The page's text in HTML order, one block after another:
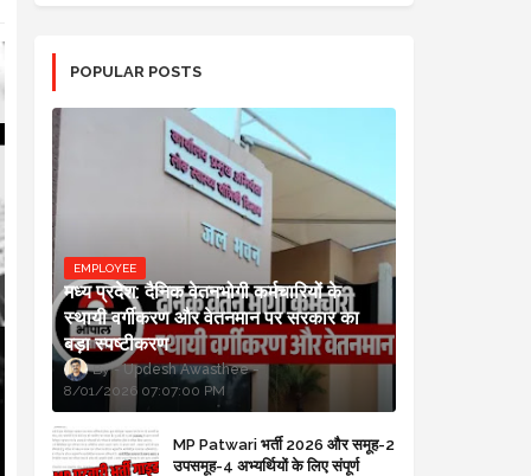
POPULAR POSTS
EMPLOYEE
मध्य प्रदेश: दैनिक वेतनभोगी कर्मचारियों के
स्थायी वर्गीकरण और वेतनमान पर सरकार का
बड़ा स्पष्टीकरण
Updesh Awasthee
8/01/2026 07:07:00 PM
MP Patwari भर्ती 2026 और समूह-2
उपसमूह-4 अभ्यर्थियों के लिए संपूर्ण